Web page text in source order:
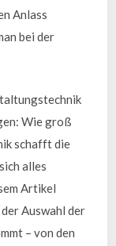
Anlass
bei der
Wie groß
schafft die
alles
Artikel
Auswahl der
– von den